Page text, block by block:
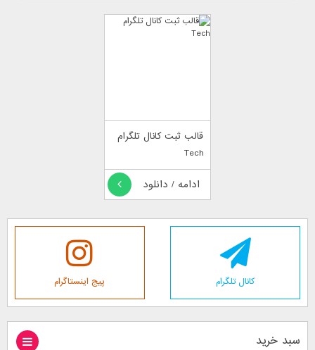
قالب ثبت کانال تلگرام
Tech
ادامه / دانلود
کانال تلگرام پیج اینستاگرام
سبد خرید